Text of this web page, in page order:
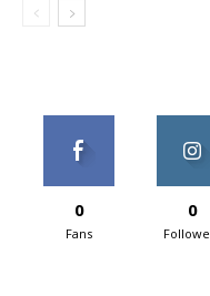
0
Fans
0